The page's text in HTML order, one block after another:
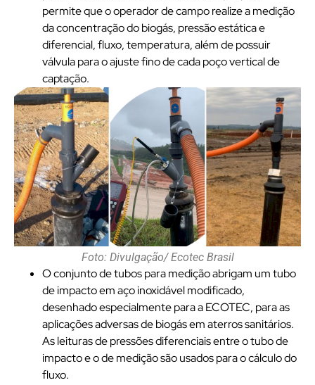
permite que o operador de campo realize a medição
da concentração do biogás, pressão estática e
diferencial, fluxo, temperatura, além de possuir
válvula para o ajuste fino de cada poço vertical de
captação.
Foto: Divulgação/ Ecotec Brasil
O conjunto de tubos para medição abrigam um tubo
de impacto em aço inoxidável modificado,
desenhado especialmente para a ECOTEC, para as
aplicações adversas de biogás em aterros sanitários.
As leituras de pressões diferenciais entre o tubo de
impacto e o de medição são usados para o cálculo do
fluxo.